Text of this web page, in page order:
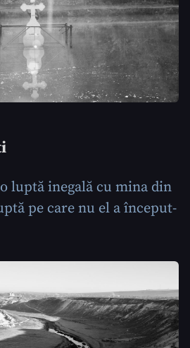
luptă inegală cu mina din
pe care nu el a început-